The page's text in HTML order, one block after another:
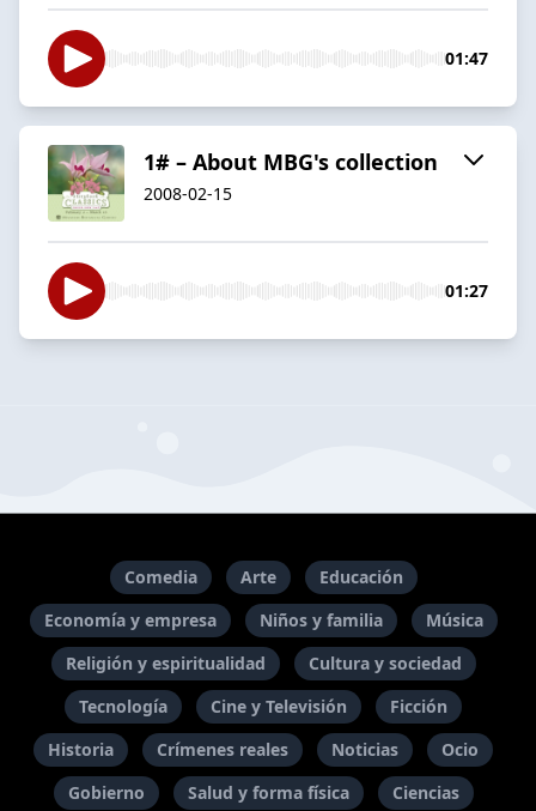
01:47
1# – About MBG's collection
2008-02-15
01:27
Comedia Arte
Educación
Economía y empresa
Niños y familia
Música
Religión y espiritualidad
Cultura y sociedad
Tecnología
Cine y Televisión
Ficción
Historia
Crímenes reales Noticias
Ocio
Gobierno
Salud y forma física Ciencias